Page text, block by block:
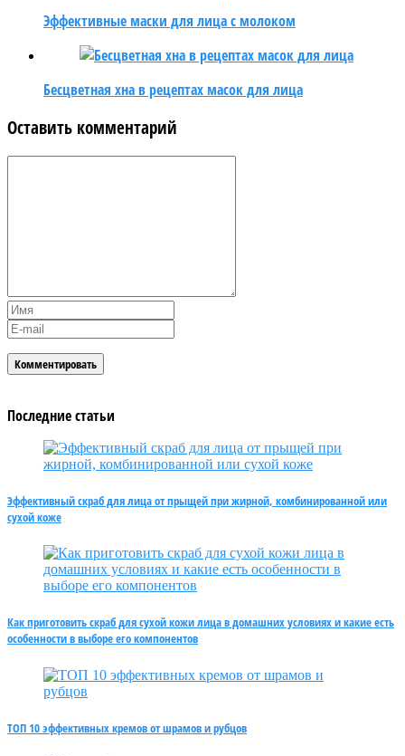
Эффективные маски для лица с молоком
Бесцветная хна в рецептах масок для лица
Оставить комментарий
Последние статьи
Эффективный скраб для лица от прыщей при жирной, комбинированной или
сухой коже
Как приготовить скраб для сухой кожи лица в домашних условиях и какие есть
особенности в выборе его компонентов
ТОП 10 эффективных кремов от шрамов и рубцов